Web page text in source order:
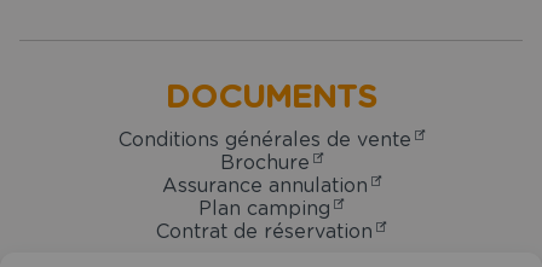
DOCUMENTS
Conditions générales de vente
Brochure
Assurance annulation
Plan camping
Contrat de réservation